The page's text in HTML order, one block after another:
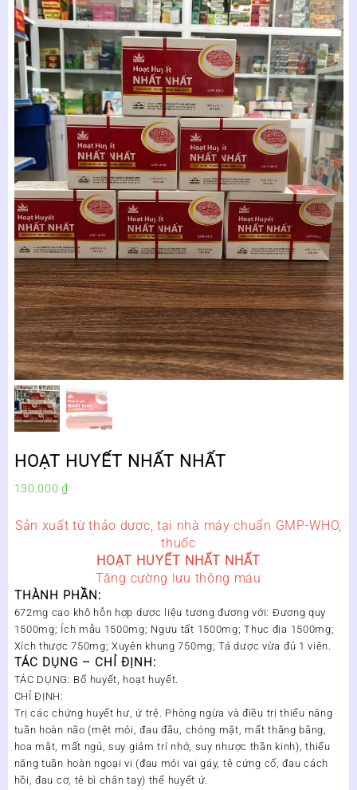
HOẠT HUYẾT NHẤT NHẤT
130.000₫
Sản xuất từ thảo dược, tại nhà máy chuẩn GMP-WHO,
thuốc
HOẠT HUYẾT NHẤT NHẤT
Tăng cường lưu thông máu
THÀNH PHẦN:
672mg cao khô hỗn hợp dược liệu tương đương với: Đương quy
1500mg; Ích mẫu 1500mg; Ngưu tất 1500mg; Thục địa 1500mg;
Xích thược 750mg; Xuyên khung 750mg; Tá dược vừa đủ 1 viên.
TÁC DỤNG – CHỈ ĐỊNH:
TÁC DỤNG: Bổ huyết, hoạt huyết.
CHỈ ĐỊNH:
Trị các chứng huyết hư, ứ trệ. Phòng ngừa và điều trị thiểu năng
tuần hoàn não (mệt mỏi, đau đầu, chóng mặt, mất thăng bằng,
hoa mắt, mất ngủ, suy giảm trí nhớ, suy nhược thần kinh), thiểu
năng tuần hoàn ngoại vi (đau mỏi vai gáy, tê cứng cổ, đau cách
hồi, đau cơ, tê bì chân tay) thể huyết ứ.